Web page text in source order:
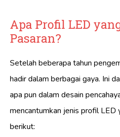
Apa Profil LED
Pasaran?
Setelah beberapa tahun
hadir dalam berbagai gaya. Ini
apa pun dalam desain
mencantumkan jenis profil LED
berikut: